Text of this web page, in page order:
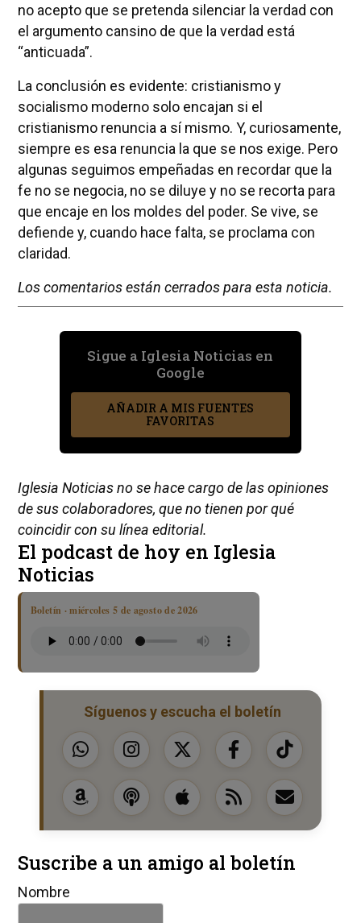
no acepto que se pretenda silenciar la verdad con
el argumento cansino de que la verdad está
“anticuada”.
La conclusión es evidente: cristianismo y
socialismo moderno solo encajan si el
cristianismo renuncia a sí mismo. Y, curiosamente,
siempre es esa renuncia la que se nos exige. Pero
algunas seguimos empeñadas en recordar que la
fe no se negocia, no se diluye y no se recorta para
que encaje en los moldes del poder. Se vive, se
defiende y, cuando hace falta, se proclama con
claridad.
Los comentarios están cerrados para esta noticia.
Sigue a Iglesia Noticias en
Google
AÑADIR A MIS FUENTES
FAVORITAS
Iglesia Noticias no se hace cargo de las opiniones
de sus colaboradores, que no tienen por qué
coincidir con su línea editorial.
El podcast de hoy en Iglesia
Noticias
Boletín · miércoles 5 de agosto de 2026
Síguenos y escucha el boletín
Suscribe a un amigo al boletín
Nombre